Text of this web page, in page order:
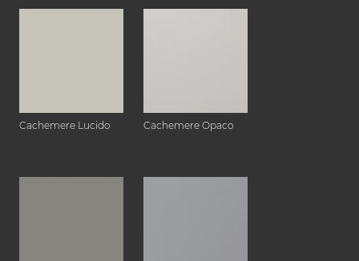
Cachemere Lucido Cachemere Opaco